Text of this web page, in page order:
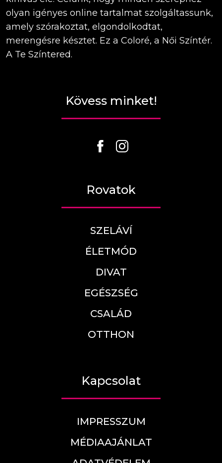
olyan igényes online tartalmat szolgáltassunk,
amely szórakoztat, elgondolkodtat,
merengésre késztet. Ez a Coloré, a Női Színtér.
A Te Színtered.
Kövess minket!
Rovatok
SZELÁVÍ
ÉLETMÓD
DIVAT
EGÉSZSÉG
CSALÁD
OTTHON
Kapcsolat
IMPRESSZUM
MÉDIAAJÁNLAT